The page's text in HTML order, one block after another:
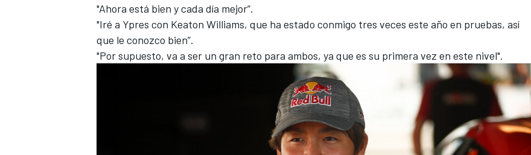
"Ahora está bien y cada día mejor”.
"Iré a Ypres con Keaton Williams, que ha estado conmigo tres veces este año en pruebas, así
que le conozco bien”.
"Por supuesto, va a ser un gran reto para ambos, ya que es su primera vez en este nivel".